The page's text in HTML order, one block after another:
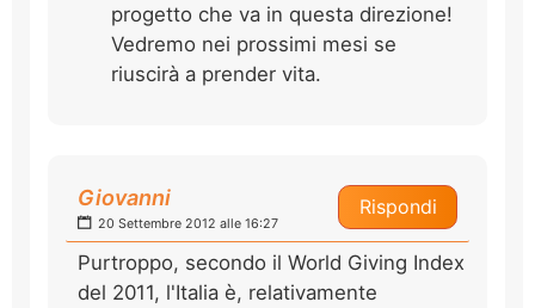
progetto che va in questa direzione!
Vedremo nei prossimi mesi se
riuscirà a prender vita.
Rispondi
Giovanni
20 Settembre 2012 alle 16:27
Purtroppo, secondo il World Giving Index
del 2011, l'Italia è, relativamente